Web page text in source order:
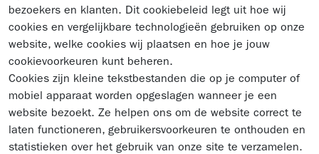
bezoekers en klanten. Dit cookiebeleid legt uit hoe wij
cookies en vergelijkbare technologieën gebruiken op onze
website, welke cookies wij plaatsen en hoe je jouw
cookievoorkeuren kunt beheren.
Cookies zijn kleine tekstbestanden die op je computer of
mobiel apparaat worden opgeslagen wanneer je een
website bezoekt. Ze helpen ons om de website correct te
laten functioneren, gebruikersvoorkeuren te onthouden en
statistieken over het gebruik van onze site te verzamelen.